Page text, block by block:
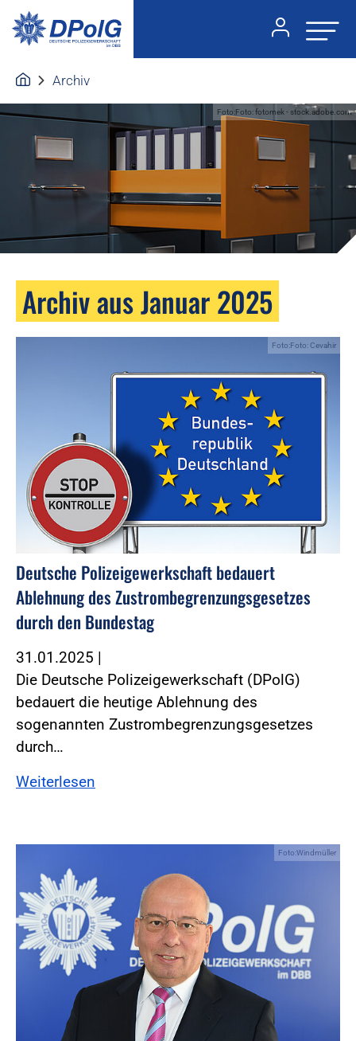
Archiv
Foto:Foto: fotomek - stock.adobe.com
Archiv aus Januar 2025
Foto:Foto: Cevahir
Deutsche Polizeigewerkschaft bedauert
Ablehnung des Zustrombegrenzungsgesetzes
durch den Bundestag
31.01.2025 |
Die Deutsche Polizeigewerkschaft (DPolG)
bedauert die heutige Ablehnung des
sogenannten Zustrombegrenzungsgesetzes
durch…
Weiterlesen
Foto:Windmüller